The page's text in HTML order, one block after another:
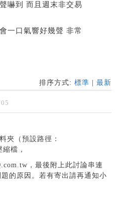
嚇到 而且週末非交易
一口氣響好幾聲 非常
排序方式: 標準 最新
夾（預設路徑：
檔，
，最後附上此討論串連
的原因。若有寄出請再通知小